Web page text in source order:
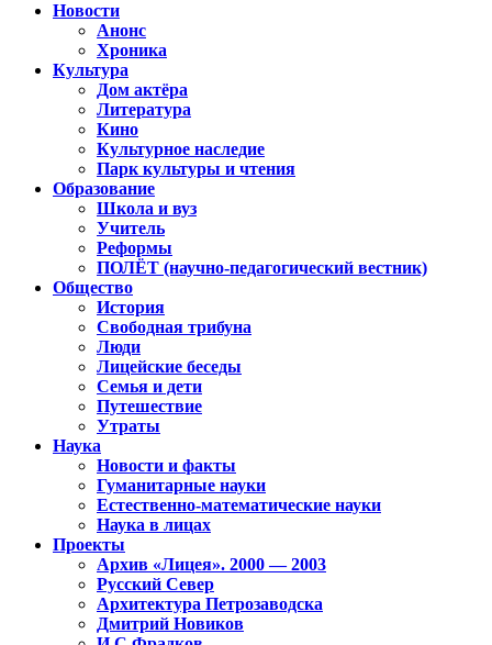
Новости
Анонс
Хроника
Культура
Дом актёра
Литература
Кино
Культурное наследие
Парк культуры и чтения
Образование
Школа и вуз
Учитель
Реформы
ПОЛЁТ (научно-педагогический вестник)
Общество
История
Свободная трибуна
Люди
Лицейские беседы
Семья и дети
Путешествие
Утраты
Наука
Новости и факты
Гуманитарные науки
Естественно-математические науки
Наука в лицах
Проекты
Архив «Лицея». 2000 — 2003
Русский Север
Архитектура Петрозаводска
Дмитрий Новиков